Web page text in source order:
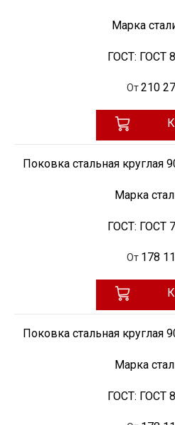
Марка
ГОСТ: ГОСТ
От 210
Поковка стальная круглая
Марка
ГОСТ: ГОСТ
От 178
Поковка стальная круглая
Марка
ГОСТ: ГОСТ